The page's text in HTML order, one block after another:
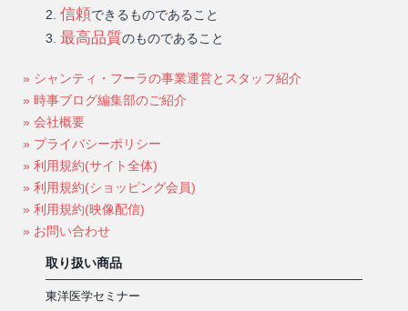
信頼できるものであること
最高品質のものであること
» シャンティ・フーラの事業運営とスタッフ紹介
» 時事ブログ編集部のご紹介
» 会社概要
» プライバシーポリシー
» 利用規約(サイト全体)
» 利用規約(ショッピング会員)
» 利用規約(映像配信)
» お問い合わせ
取り扱い商品
東洋医学セミナー